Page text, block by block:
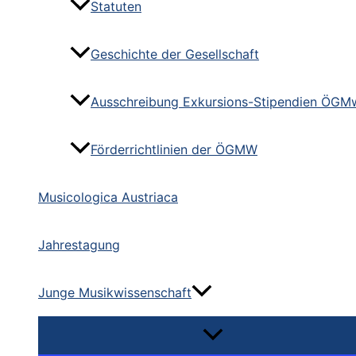
Statuten
Geschichte der Gesellschaft
Ausschreibung Exkursions-Stipendien
Förderrichtlinien der ÖGMW
Musicologica Austriaca
Jahrestagung
Junge Musikwissenschaft